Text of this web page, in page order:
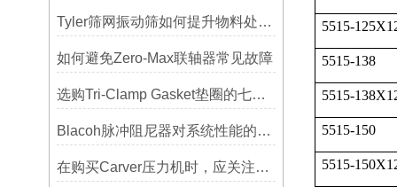
Tyler筛网振动筛如何提升物料处理能力
如何避免Zero-Max联轴器常见故障
选购Tri-Clamp Gasket垫圈的七大要点
Blacoh脉冲阻尼器对系统性能的影响分析
在购买Carver压力机时，应关注哪些性能指标？
5515-
5515-138
5515-
5515-150
5515-